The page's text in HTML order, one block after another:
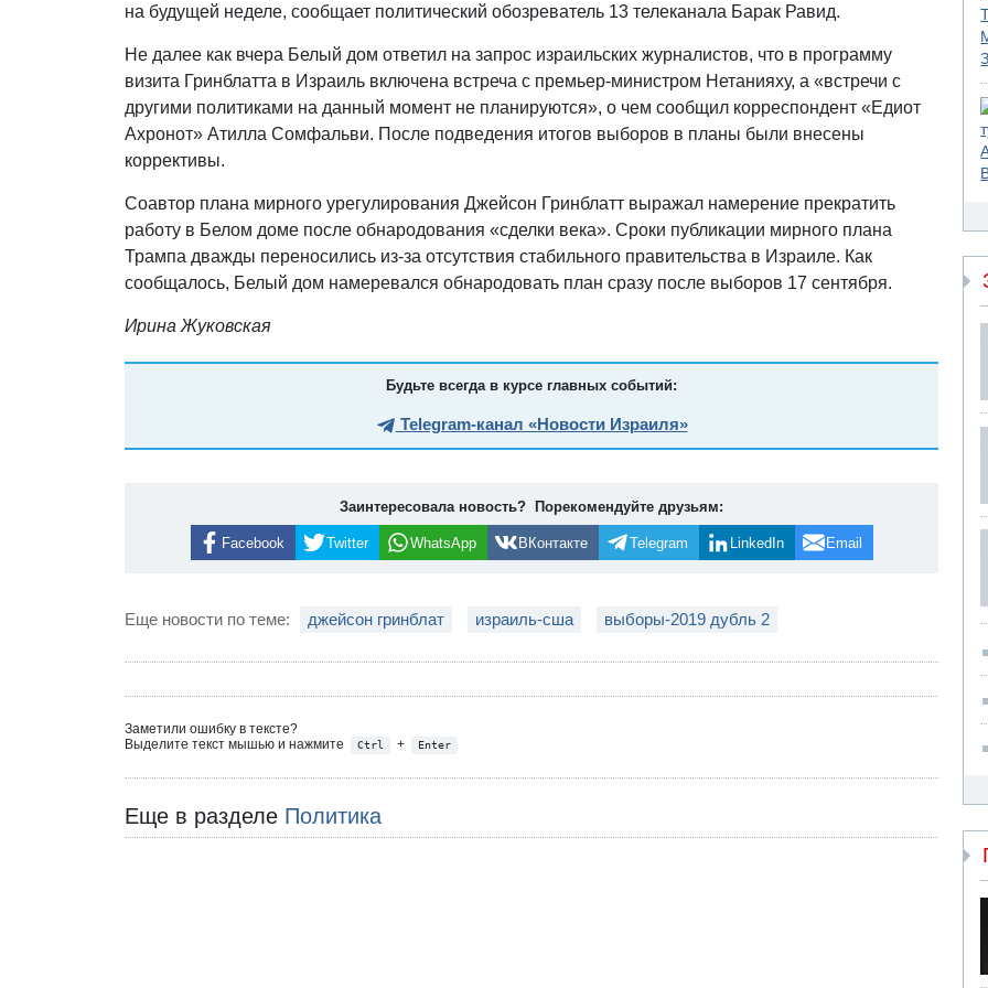
на будущей неделе, сообщает политический обозреватель 13 телеканала Барак Равид.
Не далее как вчера Белый дом ответил на запрос израильских журналистов, что в программу
визита Гринблатта в Израиль включена встреча с премьер-министром Нетанияху, а «встречи с
другими политиками на данный момент не планируются», о чем сообщил корреспондент «Едиот
Ахронот» Атилла Сомфальви. После подведения итогов выборов в планы были внесены
коррективы.
Соавтор плана мирного урегулирования Джейсон Гринблатт выражал намерение прекратить
работу в Белом доме после обнародования «сделки века». Сроки публикации мирного плана
Трампа дважды переносились из-за отсутствия стабильного правительства в Израиле. Как
сообщалось, Белый дом намеревался обнародовать план сразу после выборов 17 сентября.
Ирина Жуковская
Будьте всегда в курсе главных событий:
Telegram-канал «Новости Израиля»
Заинтересовала новость? Порекомендуйте друзьям:
Facebook Twitter WhatsApp ВКонтакте Telegram LinkedIn Email
Еще новости по теме: джейсон гринблат израиль-сша выборы-2019 дубль 2
Заметили ошибку в тексте?
Выделите текст мышью и нажмите
Ctrl + Enter
Еще в разделе Политика